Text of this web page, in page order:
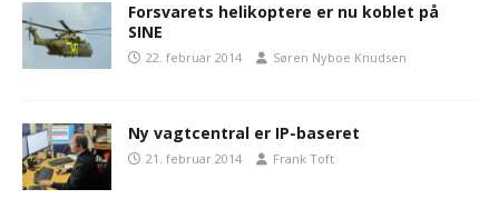
Forsvarets helikoptere er nu koblet på
SINE
22. februar 2014 Søren Nyboe Knudsen
Ny vagtcentral er IP-baseret
21. februar 2014 Frank Toft